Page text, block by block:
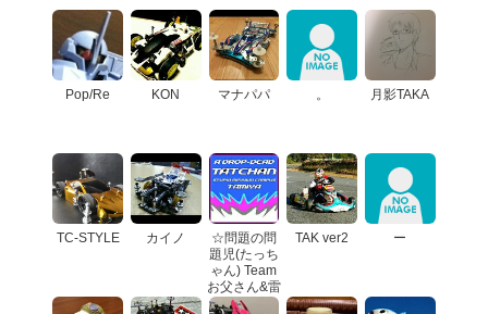
Pop/Re KON マナパパ 。 月影TAKA
TC-STYLE カイノ
☆問題の問
題児(たっち
ゃん) Team
お父さん&雷
斬軍団☆
TAK ver2 ー